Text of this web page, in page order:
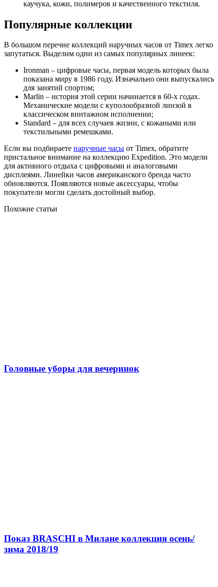
каучука, кожи, полимеров и качественного текстиля.
Популярные коллекции
В большом перечне коллекций наручных часов от Timex легко
запутаться. Выделим одни из самых популярных линеек:
Ironman – цифровые часы, первая модель которых была
показана миру в 1986 году. Изначально они выпускались
для занятий спортом;
Marlin – история этой серии начинается в 60-х годах.
Механические модели с куполообразной линзой в
классическом винтажном исполнении;
Standard – для всех случаев жизни, с кожаными или
текстильными ремешками.
Если вы подбираете наручные часы от Timex, обратите
пристальное внимание на коллекцию Expedition. Это модели
для активного отдыха с цифровыми и аналоговыми
дисплеями. Линейки часов американского бренда часто
обновляются. Появляются новые аксессуары, чтобы
покупатели могли сделать достойный выбор.
Похожие статьи
Головные уборы для вечеринок
Показ BRASCHI в Милане коллекция осень/
зима 2018/19